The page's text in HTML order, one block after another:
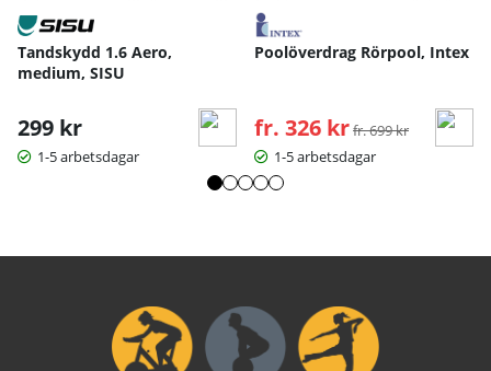
Tandskydd 1.6 Aero,
medium, SISU
299 kr
1-5 arbetsdagar
Poolöverdrag Rörpool, Intex
fr. 326 kr Ordinarie pris:
fr. 699 kr
1-5 arbetsdagar